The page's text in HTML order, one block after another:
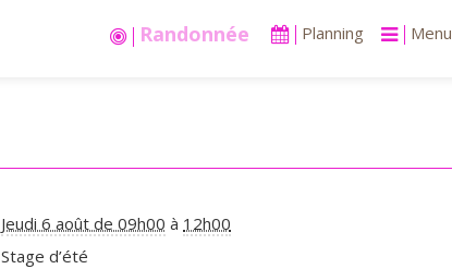
Stages vacances Planning Menu
Jeudi 6 août de 09h00 à 12h00
Stage d’été